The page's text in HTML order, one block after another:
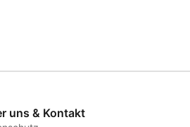
uns & Kontakt